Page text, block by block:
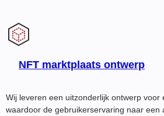
NFT marktplaats ontwerp
Wij leveren een uitzonderlijk ontwerp voor
waardoor de gebruikerservaring naar een